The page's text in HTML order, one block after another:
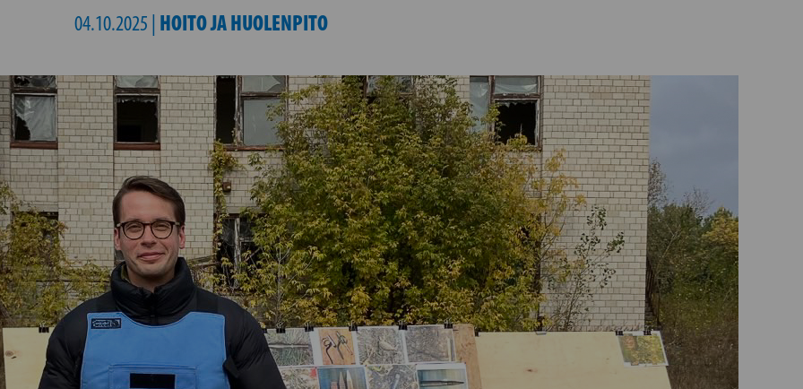
04.10.2025 | HOITO JA HUOLENPITO